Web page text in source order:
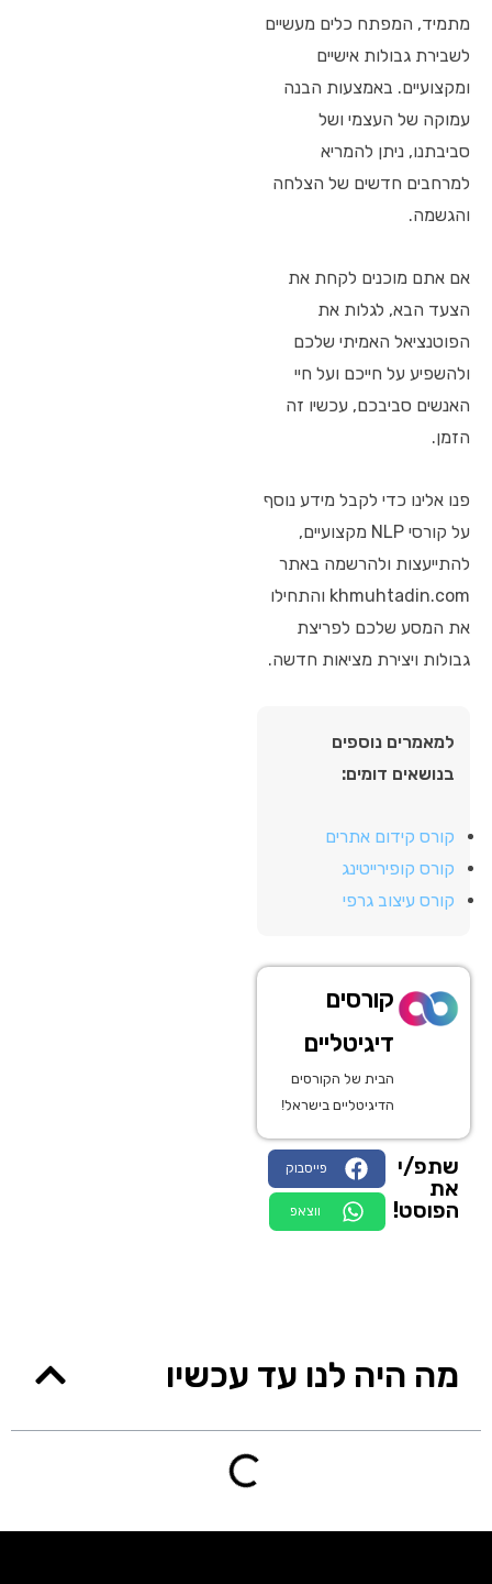
מתמיד, המפתח כלים מעשיים
לשבירת גבולות אישיים
ומקצועיים. באמצעות הבנה
עמוקה של העצמי ושל
סביבתנו, ניתן להמריא
למרחבים חדשים של הצלחה
והגשמה.
אם אתם מוכנים לקחת את
הצעד הבא, לגלות את
הפוטנציאל האמיתי שלכם
ולהשפיע על חייכם ועל חיי
האנשים סביבכם, עכשיו זה
הזמן.
פנו אלינו כדי לקבל מידע נוסף
על קורסי NLP מקצועיים,
להתייעצות ולהרשמה באתר
khmuhtadin.com והתחילו
את המסע שלכם לפריצת
גבולות ויצירת מציאות חדשה.
למאמרים נוספים
בנושאים דומים:
קורס קידום אתרים
קורס קופירייטינג
קורס עיצוב גרפי
קורסים
דיגיטליים
הבית של הקורסים
הדיגיטליים בישראל!
שתפ/י
את
הפוסט!
פייסבוק
ווצאפ
מה היה לנו עד עכשיו